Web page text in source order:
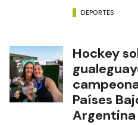
DEPORTES
Hockey
Países